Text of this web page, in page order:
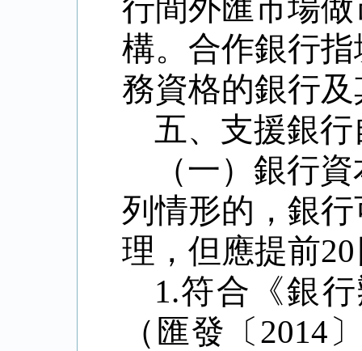
行間外匯市場
構。合作銀行
務資格的銀行
五、支援銀
（一）銀行
列情形的，銀
理，但應提前20
1.符合 《銀
（匯發〔 2014